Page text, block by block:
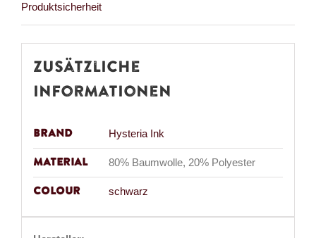
Produktsicherheit
Zusätzliche
Informationen
Brand Hysteria Ink
Material 80% Baumwolle, 20% Polyester
Colour schwarz